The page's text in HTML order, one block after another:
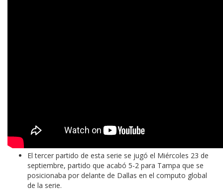
El tercer partido de esta serie se jugó el Miércoles 23 de
septiembre, partido que acabó 5-2 para Tampa que se
posicionaba por delante de Dallas en el computo global
de la serie.